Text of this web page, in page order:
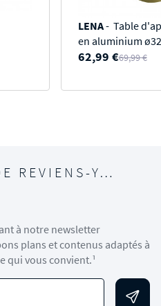
LENA- Table
en aluminium
62,99 €69,99 €
REVIENS-Y…
à notre newsletter
plans et contenus adaptés à
qui vous convient.¹